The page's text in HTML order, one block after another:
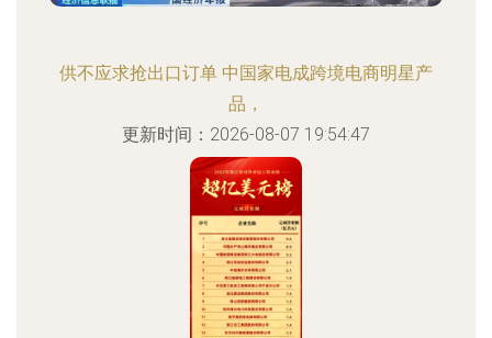
供不应求抢出口订单 中国家电成跨境电商明星产
品，
更新时间：2026-08-07 19:54:47